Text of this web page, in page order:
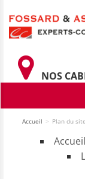
NOS
Accueil > Plan du site
Accueil